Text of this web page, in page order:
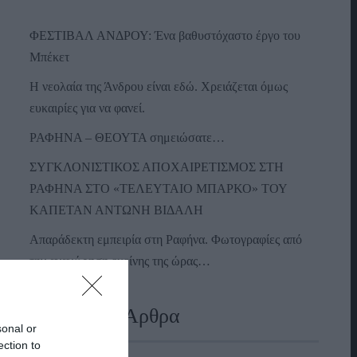
or
to
ΦΕΣΤΙΒΑΛ ΑΝΔΡΟΥ: Ένα βαθυστόχαστο έργο του
Μπέκετ
Η νεολαία της Άνδρου είναι εδώ. Χρειάζεται όμως
ευκαιρίες για να φανεί.
ΡΑΦΗΝΑ – ΘΕΟΥΤΑ σημειώσατε…
ΣΥΓΚΛΟΝΙΣΤΙΚΟΣ ΑΠΟΧΑΙΡΕΤΙΣΜΟΣ ΣΤΗ
ΡΑΦΗΝΑ ΣΤΟ «ΤΕΛΕΥΤΑΙΟ ΜΠΑΡΚΟ» ΤΟΥ
ΚΑΠΕΤΑΝ ΑΝΤΩΝΗ ΒΙΔΑΛΗ
Απαράδεκτη εμπειρία στη Ραφήνα. Φωτογραφίες από
την αναχώρηση εκείνης της ώρας…
Πρόσφατα Άρθρα